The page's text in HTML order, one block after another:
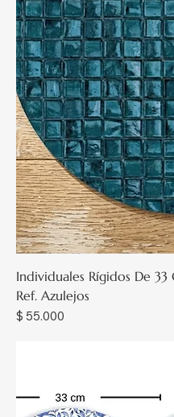
Individuales Rígidos De
Ref. Azulejos
Precio
$ 55.000